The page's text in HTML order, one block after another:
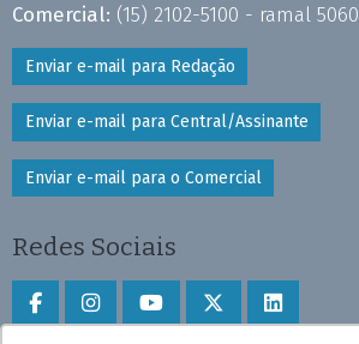
Comercial: (15) 2102-5100 - ramal 5060
Enviar e-mail para Redação
Enviar e-mail para Central/Assinante
Enviar e-mail para o Comercial
Redes Sociais